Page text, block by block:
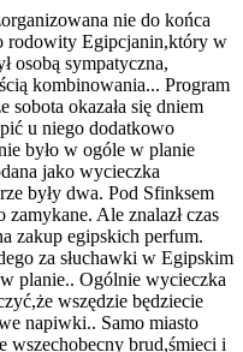
nie do końca
rodowity Egipcjanin,który w
osobą sympatyczna,
kombinowania... Program
sobota okazała się dniem
u niego dodatkowo
było w ogóle w planie
jako wycieczka
były dwa. Pod Sfinksem
Ale znalazł czas
zakup egipskich perfum.
za słuchawki w Egipskim
planie.. Ogólnie wycieczka
wszędzie będziecie
napiwki.. Samo miasto
wszechobecny brud,śmieci i